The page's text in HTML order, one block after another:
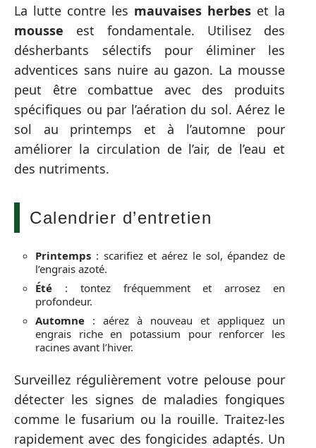
La lutte contre les mauvaises herbes et la
mousse est fondamentale. Utilisez des
désherbants sélectifs pour éliminer les
adventices sans nuire au gazon. La mousse
peut être combattue avec des produits
spécifiques ou par l’aération du sol. Aérez le
sol au printemps et à l’automne pour
améliorer la circulation de l’air, de l’eau et
des nutriments.
Calendrier d’entretien
Printemps : scarifiez et aérez le sol, épandez de
l’engrais azoté.
Été : tontez fréquemment et arrosez en
profondeur.
Automne : aérez à nouveau et appliquez un
engrais riche en potassium pour renforcer les
racines avant l’hiver.
Surveillez régulièrement votre pelouse pour
détecter les signes de maladies fongiques
comme le fusarium ou la rouille. Traitez-les
rapidement avec des fongicides adaptés. Un